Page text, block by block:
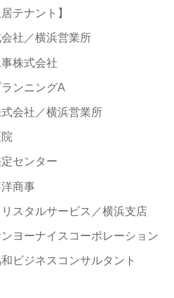
テナント】
社／横浜営業所
株式会社
ンニングA
会社／横浜営業所
センター
商事
スタルサービス／横浜支店
ヨーナイスコーポレーション
ビジネスコンサルタント